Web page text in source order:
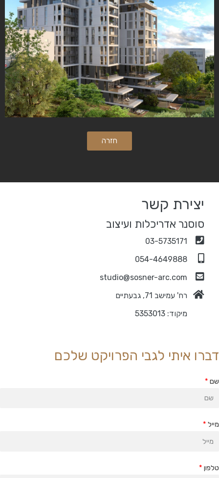
חזרה
איתי לגבי הפרויקט שלכם
יצירת קשר
סוסנר אדריכלות ועיצוב
03-5735171
054-4649888
studio@sosner-arc.com
רח' עמישב 71, גבעתיים
מיקוד: 5353013